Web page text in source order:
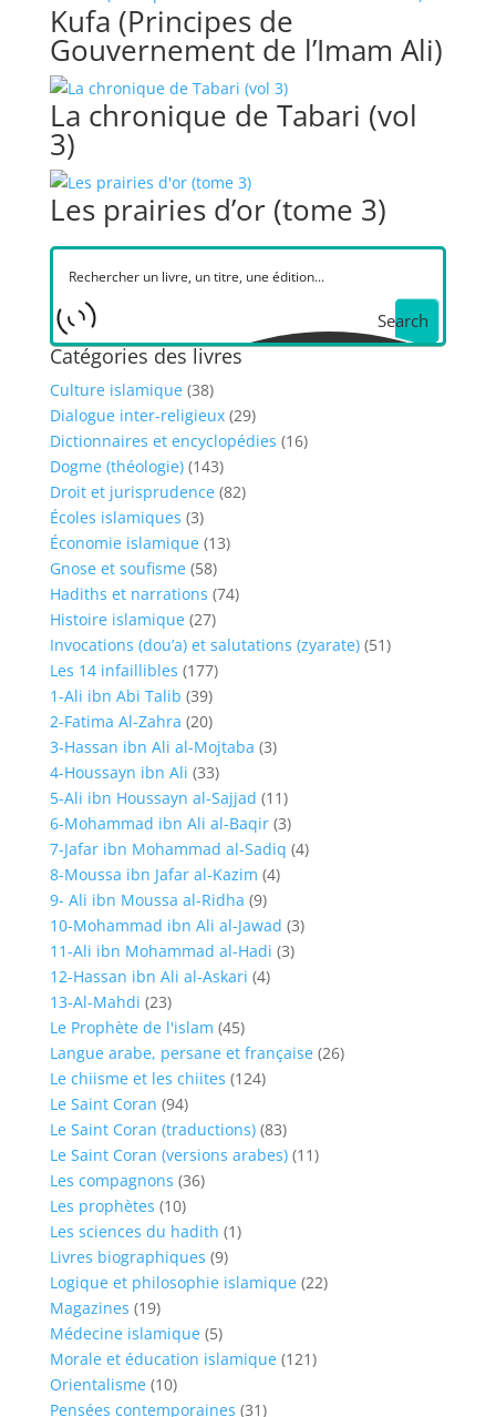
Kufa (Principes de
Gouvernement de l’Imam Ali)
La chronique de Tabari (vol
3)
Les prairies d’or (tome 3)
Search
Catégories des livres
Culture islamique (38)
Dialogue inter-religieux (29)
Dictionnaires et encyclopédies (16)
Dogme (théologie) (143)
Droit et jurisprudence (82)
Écoles islamiques (3)
Économie islamique (13)
Gnose et soufisme (58)
Hadiths et narrations (74)
Histoire islamique (27)
Invocations (dou’a) et salutations (zyarate) (51)
Les 14 infaillibles (177)
1-Ali ibn Abi Talib (39)
2-Fatima Al-Zahra (20)
3-Hassan ibn Ali al-Mojtaba (3)
4-Houssayn ibn Ali (33)
5-Ali ibn Houssayn al-Sajjad (11)
6-Mohammad ibn Ali al-Baqir (3)
7-Jafar ibn Mohammad al-Sadiq (4)
8-Moussa ibn Jafar al-Kazim (4)
9- Ali ibn Moussa al-Ridha (9)
10-Mohammad ibn Ali al-Jawad (3)
11-Ali ibn Mohammad al-Hadi (3)
12-Hassan ibn Ali al-Askari (4)
13-Al-Mahdi (23)
Le Prophète de l'islam (45)
Langue arabe, persane et française (26)
Le chiisme et les chiites (124)
Le Saint Coran (94)
Le Saint Coran (traductions) (83)
Le Saint Coran (versions arabes) (11)
Les compagnons (36)
Les prophètes (10)
Les sciences du hadith (1)
Livres biographiques (9)
Logique et philosophie islamique (22)
Magazines (19)
Médecine islamique (5)
Morale et éducation islamique (121)
Orientalisme (10)
Pensées contemporaines (31)